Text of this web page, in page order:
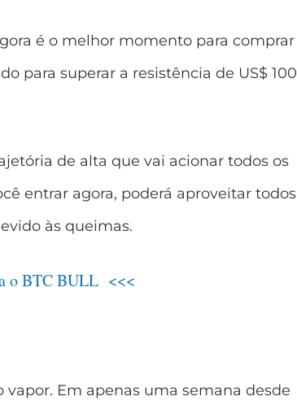
é o melhor momento para comprar
para superar a resistência de US$ 100
de alta que vai acionar todos os
entrar agora, poderá aproveitar todos
às queimas.
o BTC BULL <<<
Em apenas uma semana desde